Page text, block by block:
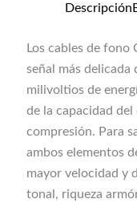
Descripción
Los cables de fono
señal más
milivoltios de
de la capacidad
compresión. Para
ambos elementos
mayor velocidad y
tonal, riqueza